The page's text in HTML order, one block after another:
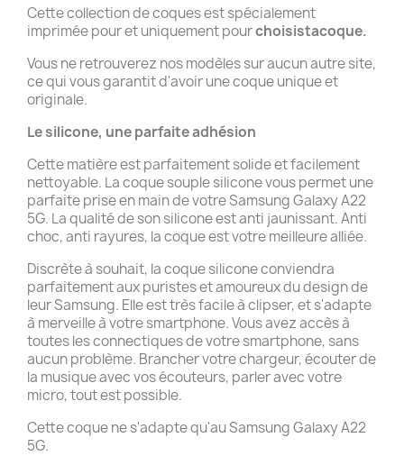
Cette collection de coques est spécialement
imprimée pour et uniquement pourchoisistacoque.
Vous ne retrouverez nos modèles sur aucun autre site,
ce qui vous garantit d'avoir une coque unique et
originale.
Le silicone, une parfaite adhésion
Cette matière est parfaitement solide et facilement
nettoyable. La coque souple silicone vous permet une
parfaite prise en main de votre Samsung Galaxy A22
5G. La qualité de son silicone est anti jaunissant. Anti
choc, anti rayures, la coque est votre meilleure alliée.
Discrète à souhait, la coque silicone conviendra
parfaitement aux puristes et amoureux du design de
leur Samsung. Elle est très facile à clipser, et s'adapte
à merveille à votre smartphone. Vous avez accès à
toutes les connectiques de votre smartphone, sans
aucun problème. Brancher votre chargeur, écouter de
la musique avec vos écouteurs, parler avec votre
micro, tout est possible.
Cette coque ne s'adapte qu'au Samsung Galaxy A22
5G.